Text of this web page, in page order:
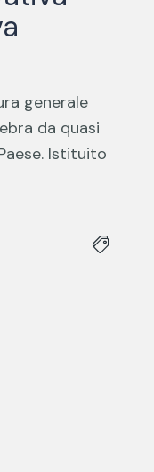
generale
da quasi
Istituito